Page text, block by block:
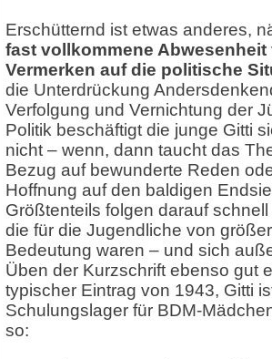
Erschütternd ist etwas anderes,
fast vollkommene Abwesenheit
Vermerken auf die politische
die Unterdrückung
Verfolgung und Vernichtung der
Politik beschäftigt die junge Gitti
nicht – wenn, dann taucht das
Bezug auf bewunderte Reden
Hoffnung auf den baldigen
Größtenteils folgen darauf
die für die Jugendliche von
Bedeutung waren – und sich
Üben der Kurzschrift ebenso gut
typischer Eintrag von 1943, Gitti
Schulungslager für BDM-
so: